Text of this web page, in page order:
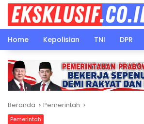
Langsung
konten
Home
Kepolisian TNI DPR
Beranda Pemerintah
Pemerintah